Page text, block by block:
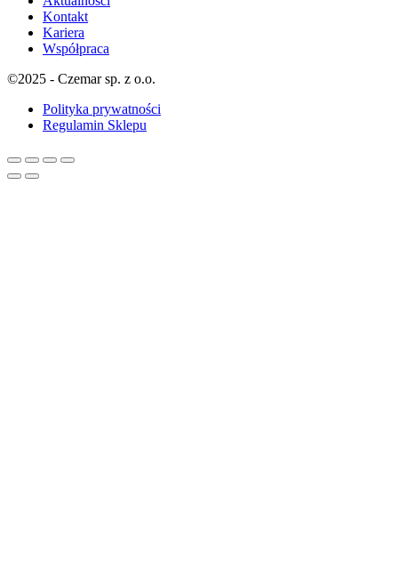
Kontakt
Kariera
Współpraca
©2025 - Czemar sp. z o.o.
Polityka prywatności
Regulamin Sklepu